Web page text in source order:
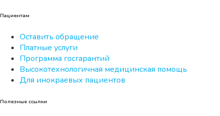
Пациентам
Оставить обращение
Платные услуги
Программа госгарантий
Высокотехнологичная медицинская помощь
Для инокраевых пациентов
Полезные ссылки